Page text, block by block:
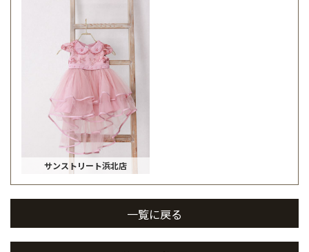
サンストリート浜北店
一覧に戻る